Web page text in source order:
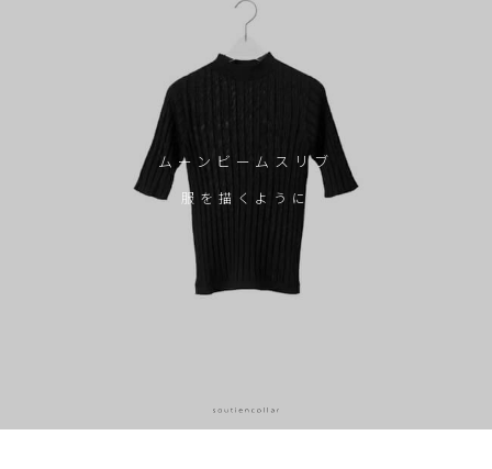
ムーンビームスリブ
服を描くように